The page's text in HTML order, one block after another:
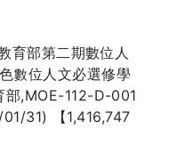
育部第二期數位人
數位人文必選修學
部,MOE-112-D-001
31) 【1,416,747